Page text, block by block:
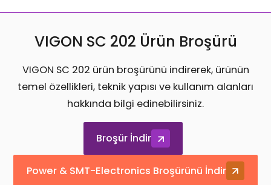
VIGON SC 202 Ürün Broşürü
VIGON SC 202 ürün broşürünü indirerek, ürünün
temel özellikleri, teknik yapısı ve kullanım alanları
hakkında bilgi edinebilirsiniz.
Broşür İndir
Power & SMT-Electronics Broşürünü İndir